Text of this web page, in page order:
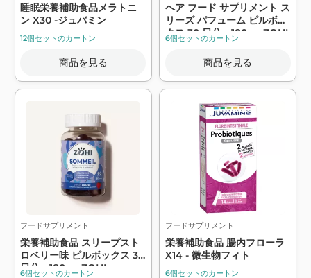
睡眠栄養補助食品メラトニ
ン X30 -ジュバミン
12個セットのカートン
商品を見る
ヘア フード サプリメント ス
リーズ パフューム ピルボッ
クス 30 日分、180g - ZOHI
6個セットのカートン
商品を見る
フードサプリメント
栄養補助食品 スリープスト
ロベリー味 ピルボックス 30
日分、180g - ZOHI
6個セットのカートン
フードサプリメント
栄養補助食品 腸内フローラ
X14 - 微生物フィト
6個セットのカートン